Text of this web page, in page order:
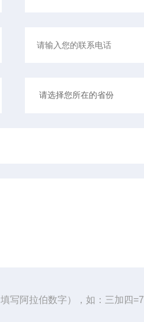
写阿拉伯数字），如：三加四=7